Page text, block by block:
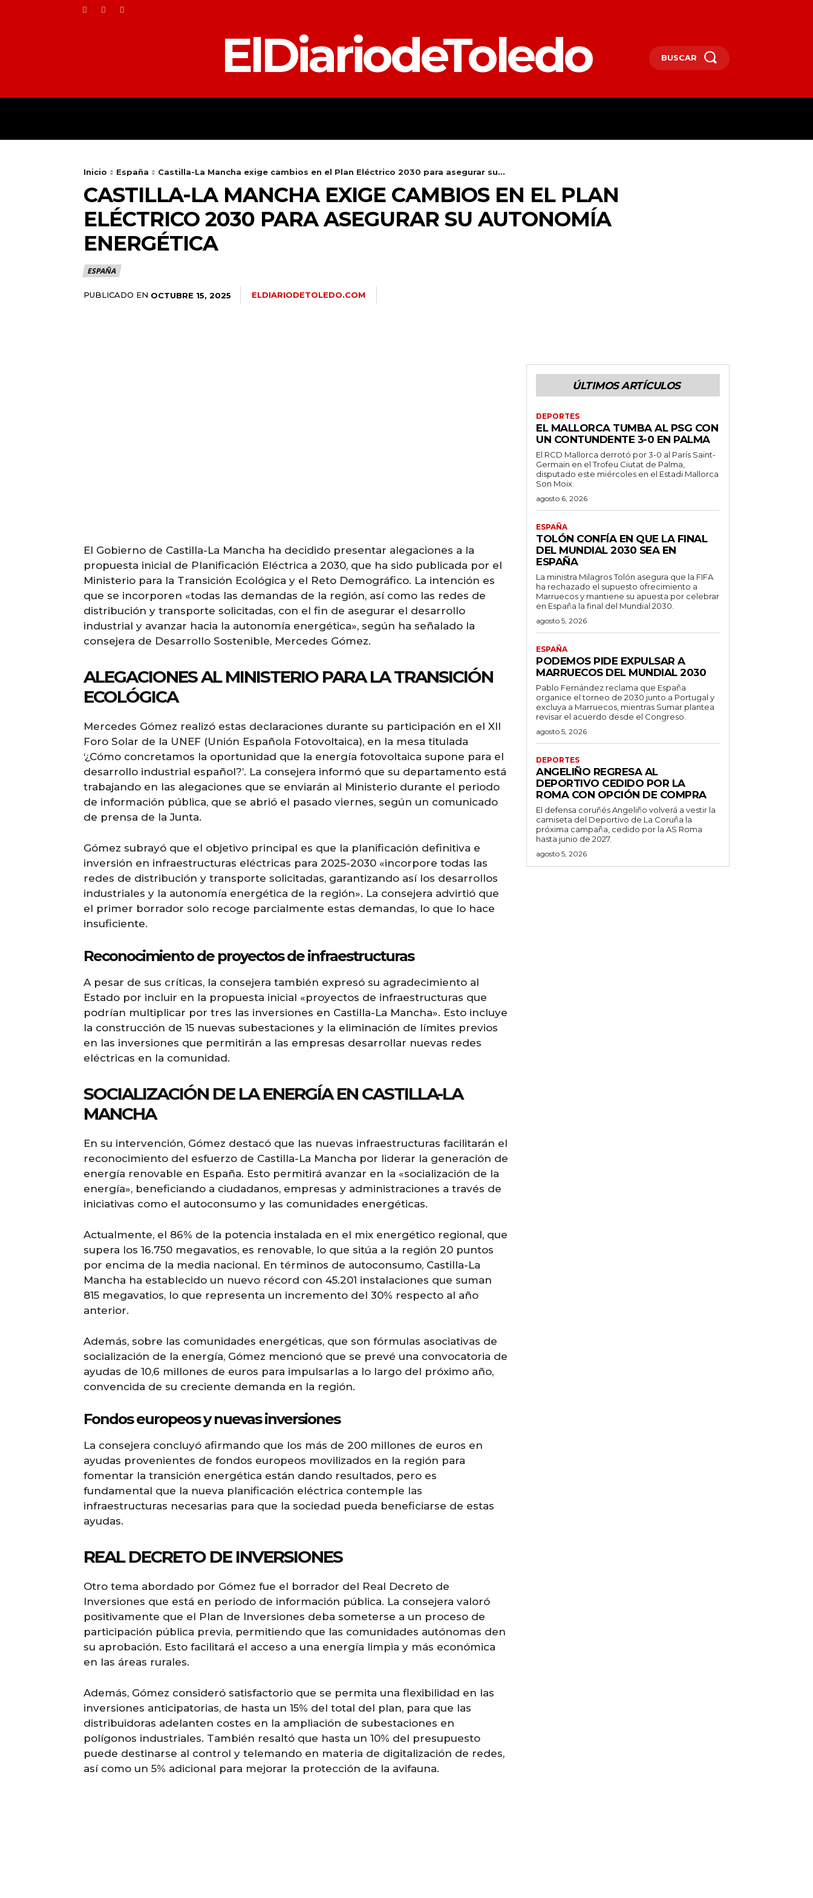
ElDiariodeToledo BUSCAR
Inicio España Castilla-La Mancha exige cambios en el Plan Eléctrico 2030 para asegurar su...
CASTILLA-LA MANCHA EXIGE CAMBIOS EN EL PLAN
ELÉCTRICO 2030 PARA ASEGURAR SU AUTONOMÍA
ENERGÉTICA
ESPAÑA
PUBLICADO EN OCTUBRE 15, 2025 ELDIARIODETOLEDO.COM
El Gobierno de Castilla-La Mancha ha decidido presentar alegaciones a la
propuesta inicial de Planificación Eléctrica a 2030, que ha sido publicada por el
Ministerio para la Transición Ecológica y el Reto Demográfico. La intención es
que se incorporen «todas las demandas de la región, así como las redes de
distribución y transporte solicitadas, con el fin de asegurar el desarrollo
industrial y avanzar hacia la autonomía energética», según ha señalado la
consejera de Desarrollo Sostenible, Mercedes Gómez.
ALEGACIONES AL MINISTERIO PARA LA TRANSICIÓN
ECOLÓGICA
Mercedes Gómez realizó estas declaraciones durante su participación en el XII
Foro Solar de la UNEF (Unión Española Fotovoltaica), en la mesa titulada
‘¿Cómo concretamos la oportunidad que la energía fotovoltaica supone para el
desarrollo industrial español?’. La consejera informó que su departamento está
trabajando en las alegaciones que se enviarán al Ministerio durante el periodo
de información pública, que se abrió el pasado viernes, según un comunicado
de prensa de la Junta.
Gómez subrayó que el objetivo principal es que la planificación definitiva e
inversión en infraestructuras eléctricas para 2025-2030 «incorpore todas las
redes de distribución y transporte solicitadas, garantizando así los desarrollos
industriales y la autonomía energética de la región». La consejera advirtió que
el primer borrador solo recoge parcialmente estas demandas, lo que lo hace
insuficiente.
Reconocimiento de proyectos de infraestructuras
A pesar de sus críticas, la consejera también expresó su agradecimiento al
Estado por incluir en la propuesta inicial «proyectos de infraestructuras que
podrían multiplicar por tres las inversiones en Castilla-La Mancha». Esto incluye
la construcción de 15 nuevas subestaciones y la eliminación de límites previos
en las inversiones que permitirán a las empresas desarrollar nuevas redes
eléctricas en la comunidad.
SOCIALIZACIÓN DE LA ENERGÍA EN CASTILLA-LA
MANCHA
En su intervención, Gómez destacó que las nuevas infraestructuras facilitarán el
reconocimiento del esfuerzo de Castilla-La Mancha por liderar la generación de
energía renovable en España. Esto permitirá avanzar en la «socialización de la
energía», beneficiando a ciudadanos, empresas y administraciones a través de
iniciativas como el autoconsumo y las comunidades energéticas.
Actualmente, el 86% de la potencia instalada en el mix energético regional, que
supera los 16.750 megavatios, es renovable, lo que sitúa a la región 20 puntos
por encima de la media nacional. En términos de autoconsumo, Castilla-La
Mancha ha establecido un nuevo récord con 45.201 instalaciones que suman
815 megavatios, lo que representa un incremento del 30% respecto al año
anterior.
Además, sobre las comunidades energéticas, que son fórmulas asociativas de
socialización de la energía, Gómez mencionó que se prevé una convocatoria de
ayudas de 10,6 millones de euros para impulsarlas a lo largo del próximo año,
convencida de su creciente demanda en la región.
Fondos europeos y nuevas inversiones
La consejera concluyó afirmando que los más de 200 millones de euros en
ayudas provenientes de fondos europeos movilizados en la región para
fomentar la transición energética están dando resultados, pero es
fundamental que la nueva planificación eléctrica contemple las
infraestructuras necesarias para que la sociedad pueda beneficiarse de estas
ayudas.
REAL DECRETO DE INVERSIONES
Otro tema abordado por Gómez fue el borrador del Real Decreto de
Inversiones que está en periodo de información pública. La consejera valoró
positivamente que el Plan de Inversiones deba someterse a un proceso de
participación pública previa, permitiendo que las comunidades autónomas den
su aprobación. Esto facilitará el acceso a una energía limpia y más económica
en las áreas rurales.
Además, Gómez consideró satisfactorio que se permita una flexibilidad en las
inversiones anticipatorias, de hasta un 15% del total del plan, para que las
distribuidoras adelanten costes en la ampliación de subestaciones en
polígonos industriales. También resaltó que hasta un 10% del presupuesto
puede destinarse al control y telemando en materia de digitalización de redes,
así como un 5% adicional para mejorar la protección de la avifauna.
ÚLTIMOS ARTÍCULOS
DEPORTES
EL MALLORCA TUMBA AL PSG CON
UN CONTUNDENTE 3-0 EN PALMA
El RCD Mallorca derrotó por 3-0 al París Saint-
Germain en el Trofeu Ciutat de Palma,
disputado este miércoles en el Estadi Mallorca
Son Moix.
agosto 6, 2026
ESPAÑA
TOLÓN CONFÍA EN QUE LA FINAL
DEL MUNDIAL 2030 SEA EN
ESPAÑA
La ministra Milagros Tolón asegura que la FIFA
ha rechazado el supuesto ofrecimiento a
Marruecos y mantiene su apuesta por celebrar
en España la final del Mundial 2030.
agosto 5, 2026
ESPAÑA
PODEMOS PIDE EXPULSAR A
MARRUECOS DEL MUNDIAL 2030
Pablo Fernández reclama que España
organice el torneo de 2030 junto a Portugal y
excluya a Marruecos, mientras Sumar plantea
revisar el acuerdo desde el Congreso.
agosto 5, 2026
DEPORTES
ANGELIÑO REGRESA AL
DEPORTIVO CEDIDO POR LA
ROMA CON OPCIÓN DE COMPRA
El defensa coruñés Angeliño volverá a vestir la
camiseta del Deportivo de La Coruña la
próxima campaña, cedido por la AS Roma
hasta junio de 2027.
agosto 5, 2026